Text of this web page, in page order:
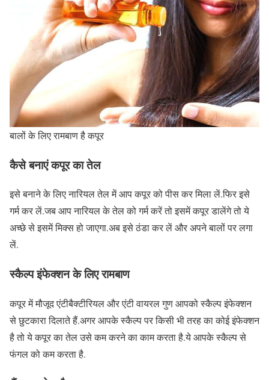
बालों के लिए रामबाण है कपूर
कैसे बनाएं कपूर का तेल
इसे बनाने के लिए नारियल तेल में आप कपूर को पीस कर मिला लें.फिर इसे
गर्म कर लें.जब आप नारियल के तेल को गर्म करें तो इसमें कपूर डालेंगे तो ये
अच्छे से इसमें मिक्स हो जाएगा.अब इसे ठंडा कर लें और अपने बालों पर लगा
लें.
स्कैल्प इंफेक्शन के लिए रामबाण
कपूर में मौजूद एंटीबैक्टीरियल और एंटी वायरल गुण आपको स्कैल्प इंफेक्शन
से छुटकारा दिलाते हैं.अगर आपके स्कैल्प पर किसी भी तरह का कोई इंफेक्शन
है तो ये कपूर का तेल उसे कम करने का काम करता है.ये आपके स्कैल्प से
फंगल को कम करता है.